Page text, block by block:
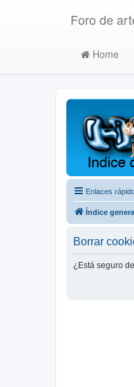
Foro de
Home
Enlaces
Índice
Borrar
¿Está seguro